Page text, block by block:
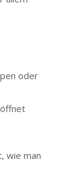
oder
wie man